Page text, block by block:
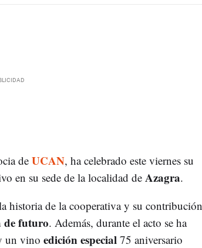
deUCAN, ha celebrado este viernes su
en su sede de la localidad de Azagra.
historia de la cooperativa y su contribución
de futuro. Además, durante el acto se ha
un vino edición especial 75 aniversario